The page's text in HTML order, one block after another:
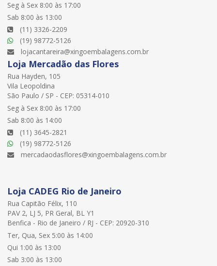
Seg à Sex 8:00 às 17:00
Sab 8:00 às 13:00
(11) 3326-2209
(19) 98772-5126
lojacantareira@xingoembalagens.com.br
Loja Mercadão das Flores
Rua Hayden, 105
Vila Leopoldina
São Paulo / SP - CEP: 05314-010
Seg à Sex 8:00 às 17:00
Sab 8:00 às 14:00
(11) 3645-2821
(19) 98772-5126
mercadaodasflores@xingoembalagens.com.br
Loja CADEG Rio de Janeiro
Rua Capitão Félix, 110
PAV 2, LJ 5, PR Geral, BL Y1
Benfica - Rio de Janeiro / RJ - CEP: 20920-310
Ter, Qua, Sex 5:00 às 14:00
Qui 1:00 às 13:00
Sab 3:00 às 13:00